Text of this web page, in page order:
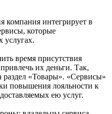
компания интегрирует в
которые
услугах.
время присутствия
их деньги. Так,
раздел «Товары». «Сервисы»
повышения лояльности к
ею услуг.